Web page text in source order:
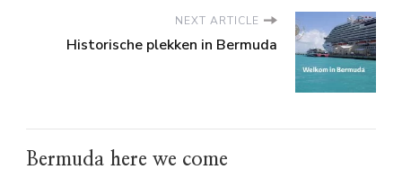
NEXT ARTICLE
Historische plekken in Bermuda
Bermuda here we come